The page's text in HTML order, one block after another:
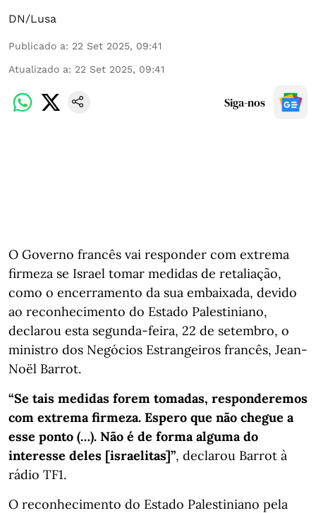
DN/Lusa
Publicado a: 22 Set 2025, 09:41
Atualizado a: 22 Set 2025, 09:41
Siga-nos
O Governo francês vai responder com extrema
firmeza se Israel tomar medidas de retaliação,
como o encerramento da sua embaixada, devido
ao reconhecimento do Estado Palestiniano,
declarou esta segunda-feira, 22 de setembro, o
ministro dos Negócios Estrangeiros francês, Jean-
Noël Barrot.
“Se tais medidas forem tomadas, responderemos
com extrema firmeza. Espero que não chegue a
esse ponto (…). Não é de forma alguma do
interesse deles [israelitas]”, declarou Barrot à
rádio TF1.
O reconhecimento do Estado Palestiniano pela